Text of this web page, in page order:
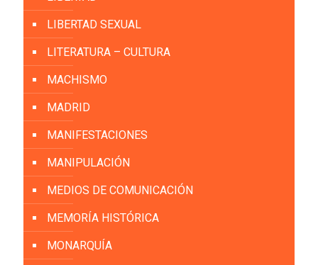
LIBERTAD SEXUAL
LITERATURA – CULTURA
MACHISMO
MADRID
MANIFESTACIONES
MANIPULACIÓN
MEDIOS DE COMUNICACIÓN
MEMORÍA HISTÓRICA
MONARQUÍA